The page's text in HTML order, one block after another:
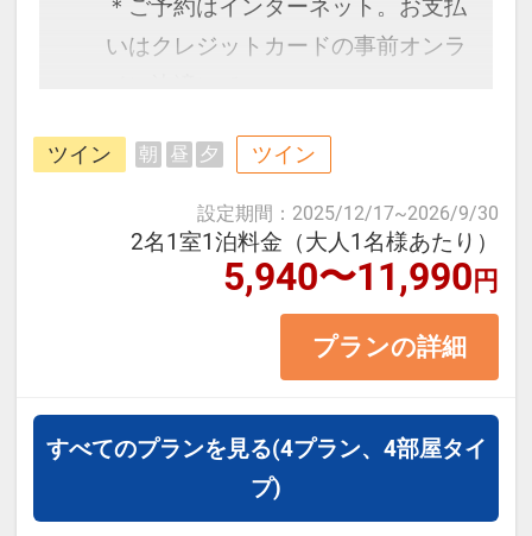
＊ご予約はインターネット。お支払
いはクレジットカードの事前オンラ
ツイン 朝 昼 夕 ツイン
設定期間 ： 2025/12/17~2026/9/30
2名1室1泊料金（大人1名様あたり）
5,940〜11,990円
プランの詳細
すべてのプランを見る(4プラン、4部屋タイ
プ)